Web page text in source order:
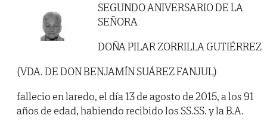
SEGUNDO ANIVERSARIO DE LA
SEÑORA
DOÑA PILAR ZORRILLA GUTIÉRREZ
(VDA. DE DON BENJAMÍN SUÁREZ FANJUL)
fallecio en laredo, el día 13 de agosto de 2015, a los 91
años de edad, habiendo recibido los SS.SS. y la B.A.